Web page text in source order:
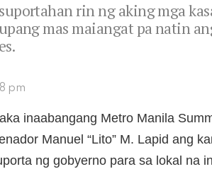
rin ng aking mga
mas maiangat pa natin
pm
inaabangang Metro Manila
Manuel “Lito” M. Lapid ang
ng gobyerno para sa lokal na